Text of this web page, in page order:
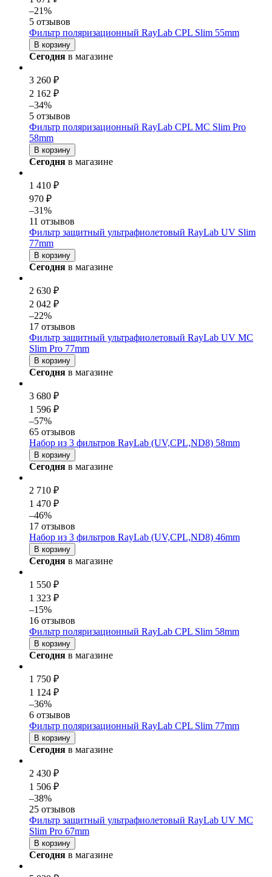
–21%
5 отзывов
Фильтр поляризационный RayLab CPL Slim 55mm
В корзину
Сегодня в магазине
3 260 ₽
2 162 ₽
–34%
5 отзывов
Фильтр поляризационный RayLab CPL MC Slim Pro
58mm
В корзину
Сегодня в магазине
1 410 ₽
970 ₽
–31%
11 отзывов
Фильтр защитный ультрафиолетовый RayLab UV Slim
77mm
В корзину
Сегодня в магазине
2 630 ₽
2 042 ₽
–22%
17 отзывов
Фильтр защитный ультрафиолетовый RayLab UV MC
Slim Pro 77mm
В корзину
Сегодня в магазине
3 680 ₽
1 596 ₽
–57%
65 отзывов
Набор из 3 фильтров RayLab (UV,CPL,ND8) 58mm
В корзину
Сегодня в магазине
2 710 ₽
1 470 ₽
–46%
17 отзывов
Набор из 3 фильтров RayLab (UV,CPL,ND8) 46mm
В корзину
Сегодня в магазине
1 550 ₽
1 323 ₽
–15%
16 отзывов
Фильтр поляризационный RayLab CPL Slim 58mm
В корзину
Сегодня в магазине
1 750 ₽
1 124 ₽
–36%
6 отзывов
Фильтр поляризационный RayLab CPL Slim 77mm
В корзину
Сегодня в магазине
2 430 ₽
1 506 ₽
–38%
25 отзывов
Фильтр защитный ультрафиолетовый RayLab UV MC
Slim Pro 67mm
В корзину
Сегодня в магазине